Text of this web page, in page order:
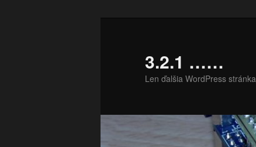
3.2.1 ……
Len ďalšia WordPress stránka